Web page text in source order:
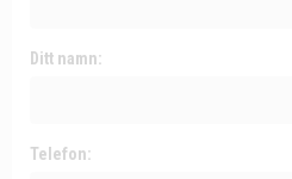
Ditt namn:
Telefon: